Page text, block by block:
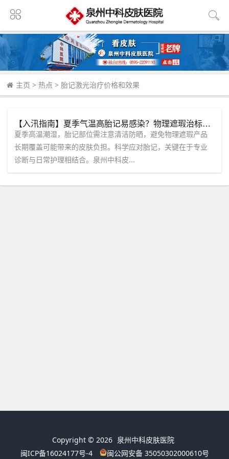
主页 > 热点 > 胎记激光治疗价格和效果
【入汛指南】夏季气温高胎记易感染？物理遮瑕治标不治本，「泉州中科皮肤医院」让您清爽无忧！
夏季高温潮湿，胎记部位需注意清洁防晒，避免物理遮瑕产品
长期覆盖可能带来的皮肤负担。科学应对胎记，关键在于专业
诊断与日常护理相结合。泉州中科皮...
Copyright © 2026 泉州中科皮肤医院
闽ICP备16024177号-4
闽公网安备 35050302000610号